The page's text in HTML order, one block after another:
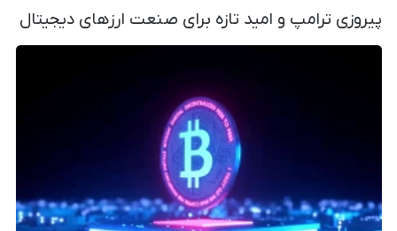
پیروزی ترامپ و امید تازه برای صنعت ارزهای دیجیتال